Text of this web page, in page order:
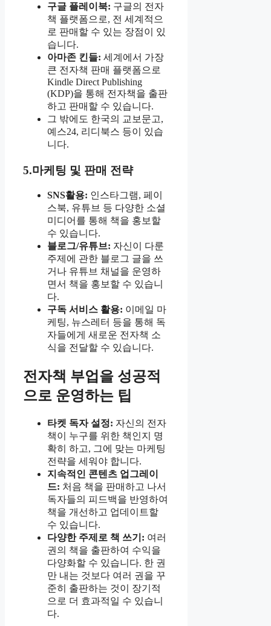
구글 플레이북: 구글의 전자
책 플랫폼으로, 전 세계적으
로 판매할 수 있는 장점이 있
습니다.
아마존 킨들: 세계에서 가장
큰 전자책 판매 플랫폼으로
Kindle Direct Publishing
(KDP)을 통해 전자책을 출판
하고 판매할 수 있습니다.
그 밖에도 한국의 교보문고,
예스24, 리디북스 등이 있습
니다.
5.마케팅 및 판매 전략
SNS활용: 인스타그램, 페이
스북, 유튜브 등 다양한 소셜
미디어를 통해 책을 홍보할
수 있습니다.
블로그/유튜브: 자신이 다룬
주제에 관한 블로그 글을 쓰
거나 유튜브 채널을 운영하
면서 책을 홍보할 수 있습니
다.
구독 서비스 활용: 이메일 마
케팅, 뉴스레터 등을 통해 독
자들에게 새로운 전자책 소
식을 전달할 수 있습니다.
전자책 부업을 성공적
으로 운영하는 팁
타켓 독자 설정: 자신의 전자
책이 누구를 위한 책인지 명
확히 하고, 그에 맞는 마케팅
전략을 세워야 합니다.
지속적인 콘텐츠 업그레이
드: 처음 책을 판매하고 나서
독자들의 피드백을 반영하여
책을 개선하고 업데이트할
수 있습니다.
다양한 주제로 책 쓰기: 여러
권의 책을 출판하여 수익을
다양화할 수 있습니다. 한 권
만 내는 것보다 여러 권을 꾸
준히 출판하는 것이 장기적
으로 더 효과적일 수 있습니
다.